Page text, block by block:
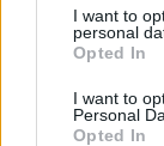
not limited to
grant or deny
use your data
consent section.
I want to
personal
Opted In
I want to
Personal
Opted In